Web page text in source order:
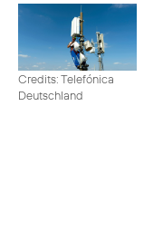
Credits: Telefónica
Deutschland